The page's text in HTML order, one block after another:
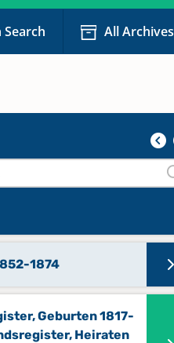
All Archives
1818-1840
1841-1859
1874
Geburten 1817-
Heiraten